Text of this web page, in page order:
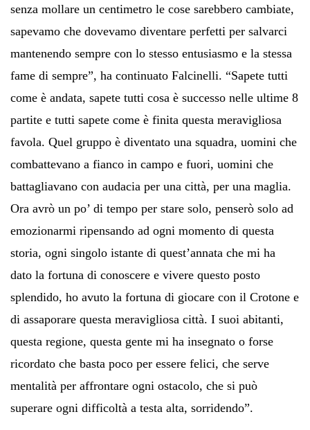
senza mollare un centimetro le cose sarebbero cambiate,
sapevamo che dovevamo diventare perfetti per salvarci
mantenendo sempre con lo stesso entusiasmo e la stessa
fame di sempre”, ha continuato Falcinelli. “Sapete tutti
come è andata, sapete tutti cosa è successo nelle ultime 8
partite e tutti sapete come è finita questa meravigliosa
favola. Quel gruppo è diventato una squadra, uomini che
combattevano a fianco in campo e fuori, uomini che
battagliavano con audacia per una città, per una maglia.
Ora avrò un po’ di tempo per stare solo, penserò solo ad
emozionarmi ripensando ad ogni momento di questa
storia, ogni singolo istante di quest’annata che mi ha
dato la fortuna di conoscere e vivere questo posto
splendido, ho avuto la fortuna di giocare con il Crotone e
di assaporare questa meravigliosa città. I suoi abitanti,
questa regione, questa gente mi ha insegnato o forse
ricordato che basta poco per essere felici, che serve
mentalità per affrontare ogni ostacolo, che si può
superare ogni difficoltà a testa alta, sorridendo”.